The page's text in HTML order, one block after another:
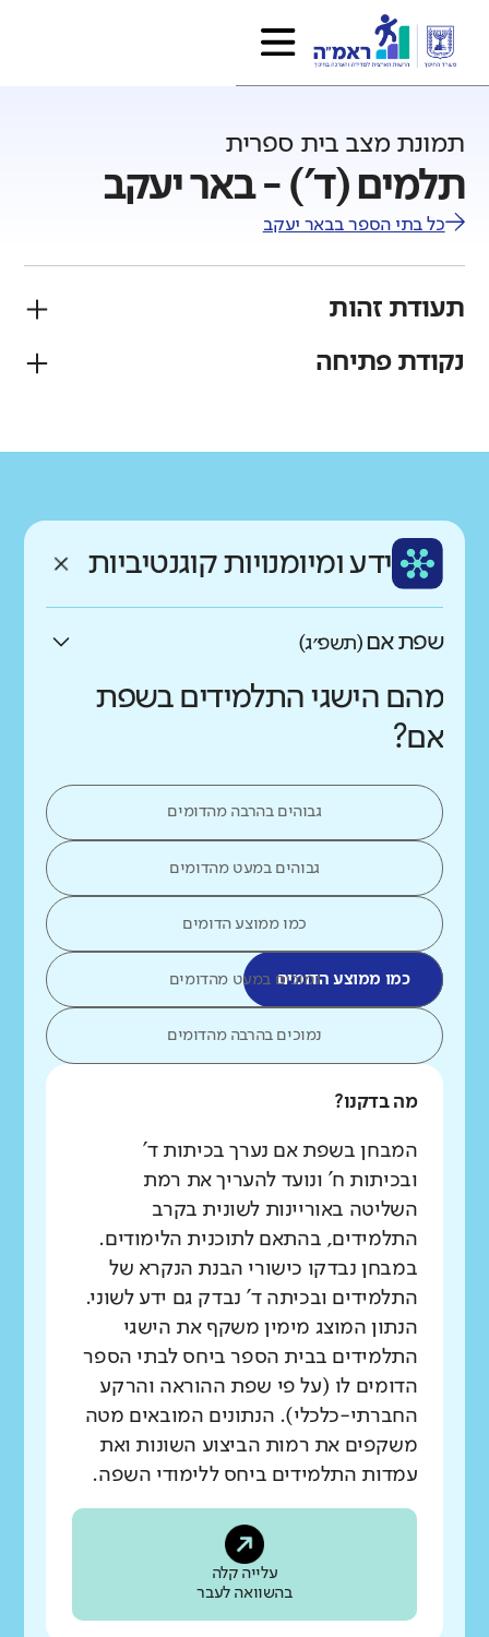
תמונת מצב בית ספרית
תלמים (ד') - באר יעקב
כל בתי הספר בבאר יעקב
תעודת זהות
פיקוח
עברית בינוני
נקודת פתיחה
רקע חברתי כלכלי
נמוך ידע ומיומנויות קוגנטיביות
שפת אם(תשפ״ג)
מהם הישגי התלמידים בשפת
אם?
גבוהים בהרבה מהדומים
גבוהים במעט מהדומים
כמו ממוצע הדומים
כמו ממוצע הדומיםנמוכים במעט מהדומים
נמוכים בהרבה מהדומים
מה בדקנו?
המבחן בשפת אם נערך בכיתות ד'
ובכיתות ח' ונועד להעריך את רמת
השליטה באוריינות לשונית בקרב
התלמידים, בהתאם לתוכנית הלימודים.
במבחן נבדקו כישורי הבנת הנקרא של
התלמידים ובכיתה ד' נבדק גם ידע לשוני.
הנתון המוצג מימין משקף את הישגי
התלמידים בבית הספר ביחס לבתי הספר
הדומים לו (על פי שפת ההוראה והרקע
החברתי-כלכלי). הנתונים המובאים מטה
משקפים את רמות הביצוע השונות ואת
עמדות התלמידים ביחס ללימודי השפה.
עלייה קלה
בהשוואה לעבר